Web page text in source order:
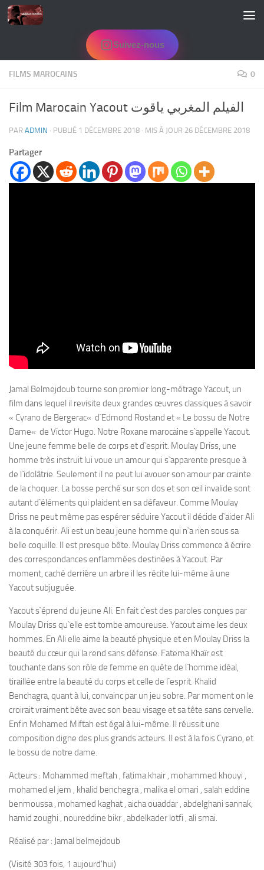
Skip to content
Suivez-nous
FILMS MAROCAINS 0
Film Marocain Yacout الفيلم المغربي ياقوت
PAR ADMIN · PUBLIÉ 1 DÉCEMBRE 2018 · MIS À JOUR 26 DÉCEMBRE 2018
Partager
Jamal Belmejdoub tourne son premier long-métrage Yacout, un
film dans lequel il revisite deux grandes œuvres classiques à savoir
« Cyrano de Bergerac« d`Edmond Rostand et « Le bossu de Notre
Dame« de Victor Hugo. Notre Roxane marocaine s`appelle Yacout.
Une jeune femme belle de corps et d`esprit. Moulay Driss, une
homme très instruit lui voue un amour qui s`apparente presque à
de l`idolâtrie. Seulement il ne peut lui avouer son amour par crainte
de la choquer. La bosse perché sur son dos et son œil invalide sont
autant d`éléments qui plaident en sa défaveur. Comme Moulay
Driss ne peut même pas espérer séduire Yacout il décide d`aider Ali
à la conquérir. Ali est un beau jeune homme qui n`a rien sous sa
belle coquille. Il est presque bête. Moulay Driss commence à écrire
des correspondances enflammées destinées à Yacout. Par
moment, caché derrière un arbre il les récite lui-même à une
Yacout subjuguée.
Yacout s`éprend du jeune Ali. En fait c`est des paroles conçues par
Moulay Driss qu`elle est tombe amoureuse. Yacout aime les deux
hommes. En Ali elle aime la beauté physique et en Moulay Driss la
beauté du cœur qui la rend sans défense. Fatema Khaïr est
touchante dans son rôle de femme en quête de l`homme idéal,
tiraillée entre la beauté du corps et celle de l`esprit. Khalid
Benchagra, quant à lui, convainc par un jeu sobre. Par moment on le
croirait vraiment bête avec son beau visage et sa tête sans cervelle.
Enfin Mohamed Miftah est égal à lui-même. Il réussit une
composition digne des plus grands acteurs. Il est à la fois Cyrano, et
le bossu de notre dame.
Acteurs : Mohammed meftah , fatima khair , mohammed khouyi ,
mohamed el jem , khalid benchegra , malika el omari , salah eddine
benmoussa , mohamed kaghat , aicha ouaddar , abdelghani sannak,
hamid zoughi , noureddine bikr , abdelkader lotfi , ali smai.
Réalisé par : Jamal belmejdoub
(Visité 303 fois, 1 aujourd'hui)